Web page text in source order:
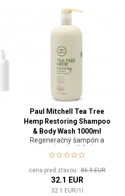
Paul Mitchell Tea Tree
Hemp Restoring Shampoo
& Body Wash 1000ml
Regeneračný šampón a
sprchový gél 2v1
cena pred zľavou:86.9 EUR
32.1 EUR
32.1 EUR/1